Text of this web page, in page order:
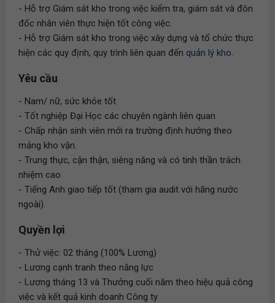
- Hỗ trợ Giám sát kho trong việc kiểm tra, giám sát và đôn
đốc nhân viên thực hiện tốt công việc.
- Hỗ trợ Giám sát kho trong việc xây dựng và tổ chức thực
hiện các quy định, quy trình liên quan đến quản lý kho.
Yêu cầu
- Nam/ nữ, sức khỏe tốt
- Tốt nghiệp Đại Học các chuyên ngành liên quan
- Chấp nhận sinh viên mới ra trường định hướng theo
mảng kho vận.
- Trung thực, cận thận, siêng năng và có tinh thần trách
nhiệm cao
- Tiếng Anh giao tiếp tốt (tham gia audit với hãng nước
ngoài).
Quyền lợi
- Thử việc: 02 tháng (100% Lương)
- Lương cạnh tranh theo năng lực
- Lương tháng 13 và Thưởng cuối năm theo hiệu quả công
việc và kết quả kinh doanh Công ty